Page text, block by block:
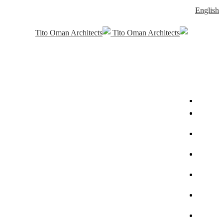
English